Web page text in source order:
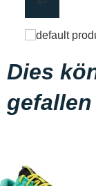
Dies
gefallen